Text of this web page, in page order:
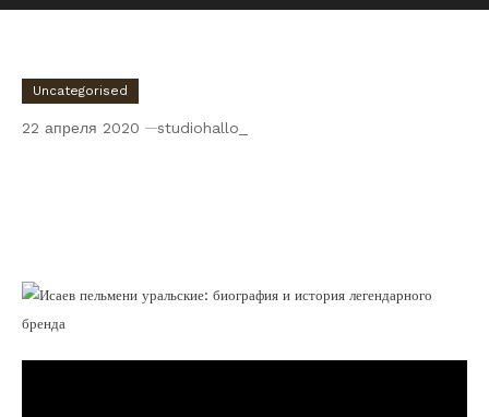
Uncategorised
22 апреля 2020 studiohallo_